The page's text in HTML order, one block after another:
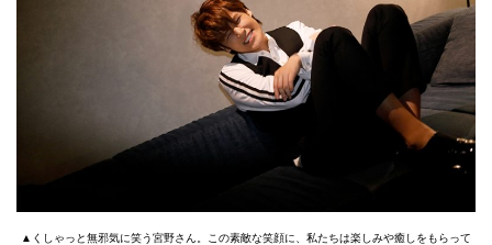
▲くしゃっと無邪気に笑う宮野さん。この素敵な笑顔に、私たちは楽しみや癒しをもらって